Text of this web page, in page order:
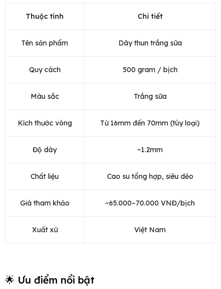
Thuộc tính Chi tiết
Tên sản phẩm Dây thun trắng sữa
Quy cách 500 gram / bịch
Màu sắc Trắng sữa
Kích thước vòng Từ 16mm đến 70mm (tùy loại)
Độ dày ~1.2mm
Chất liệu Cao su tổng hợp, siêu dẻo
Giá tham khảo ~65.000–70.000 VNĐ/bịch
Xuất xứ Việt Nam
🌟 Ưu điểm nổi bật